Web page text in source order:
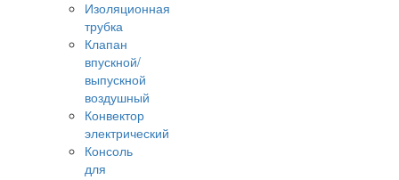
Изоляционная
трубка
Клапан
впускной/
выпускной
воздушный
Конвектор
электрический
Консоль
для